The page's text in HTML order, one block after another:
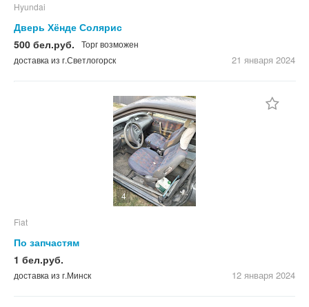
Hyundai
Дверь Хёнде Солярис
500 бел.руб.
Торг возможен
доставка из г.Светлогорск
21 января 2024
4
Fiat
По запчастям
1 бел.руб.
доставка из г.Минск 12 января 2024